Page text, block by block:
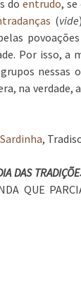
do entrudo, se
(vide
Por isso, a
na
,
DAS
QUE